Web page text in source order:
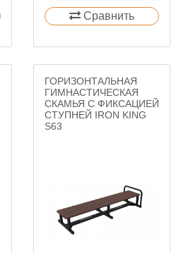
Сравнить
ГОРИЗОНТАЛЬНАЯ
ГИМНАСТИЧЕСКАЯ
СКАМЬЯ С ФИКСАЦИЕЙ
СТУПНЕЙ IRON KING
S63